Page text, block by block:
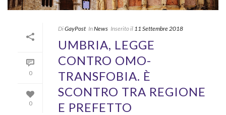
0
0
DiGayPost InNews Inserito il 11 Settembre 2018
UMBRIA, LEGGE
CONTRO OMO-
TRANSFOBIA. È
SCONTRO TRA REGIONE
E PREFETTO